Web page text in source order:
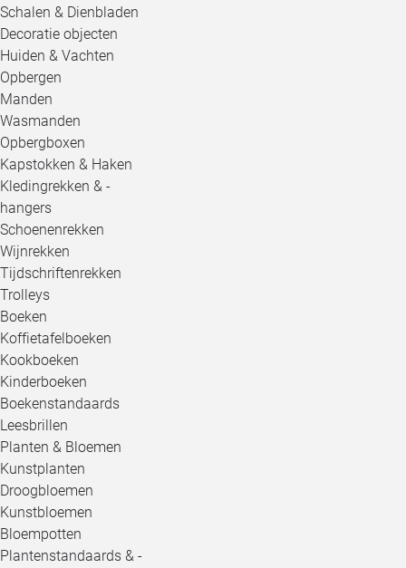
Schalen & Dienbladen
Decoratie objecten
Huiden & Vachten
Opbergen
Manden
Wasmanden
Opbergboxen
Kapstokken & Haken
Kledingrekken & -
hangers
Schoenenrekken
Wijnrekken
Tijdschriftenrekken
Trolleys
Boeken
Koffietafelboeken
Kookboeken
Kinderboeken
Boekenstandaards
Leesbrillen
Planten & Bloemen
Kunstplanten
Droogbloemen
Kunstbloemen
Bloempotten
Plantenstandaards & -